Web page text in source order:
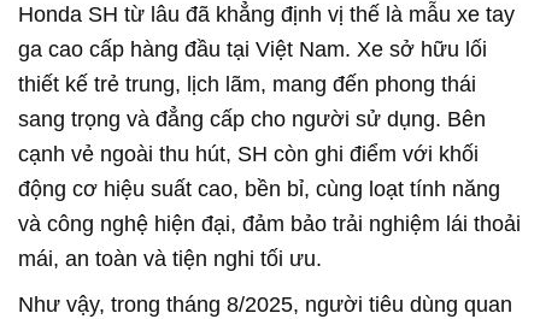
Honda SH từ lâu đã khẳng định vị thế là mẫu xe tay
ga cao cấp hàng đầu tại Việt Nam. Xe sở hữu lối
thiết kế trẻ trung, lịch lãm, mang đến phong thái
sang trọng và đẳng cấp cho người sử dụng. Bên
cạnh vẻ ngoài thu hút, SH còn ghi điểm với khối
động cơ hiệu suất cao, bền bỉ, cùng loạt tính năng
và công nghệ hiện đại, đảm bảo trải nghiệm lái thoải
mái, an toàn và tiện nghi tối ưu.
Như vậy, trong tháng 8/2025, người tiêu dùng quan